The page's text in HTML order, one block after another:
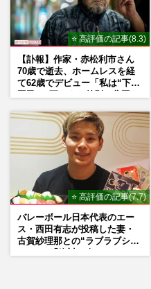
⭐ 高評価の記事(8.3)
【訃報】作家・赤松利市さん
70歳で逝去、ホームレスを経
て62歳でデビュー「私は“下級
⭐ 高評価の記事(7.7)
バレーボール日本代表のエー
ス・西田有志が投稿した妻・
古賀紗理那との“ラブラブショ